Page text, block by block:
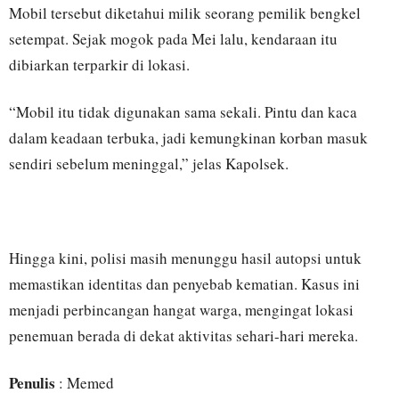
Mobil tersebut diketahui milik seorang pemilik bengkel
setempat. Sejak mogok pada Mei lalu, kendaraan itu
dibiarkan terparkir di lokasi.
“Mobil itu tidak digunakan sama sekali. Pintu dan kaca
dalam keadaan terbuka, jadi kemungkinan korban masuk
sendiri sebelum meninggal,” jelas Kapolsek.
Hingga kini, polisi masih menunggu hasil autopsi untuk
memastikan identitas dan penyebab kematian. Kasus ini
menjadi perbincangan hangat warga, mengingat lokasi
penemuan berada di dekat aktivitas sehari-hari mereka.
Penulis : Memed